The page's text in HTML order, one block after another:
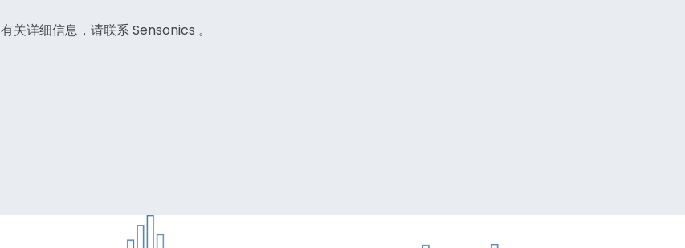
有关详细信息，请联系 Sensonics 。